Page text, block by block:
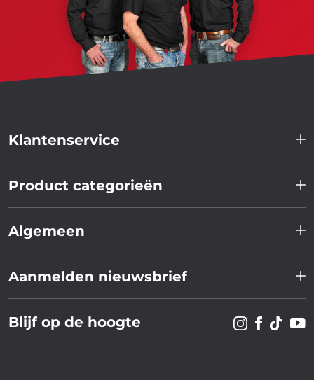
Klantenservice
Product categorieën
Algemeen
Aanmelden nieuwsbrief
Blijf op de hoogte